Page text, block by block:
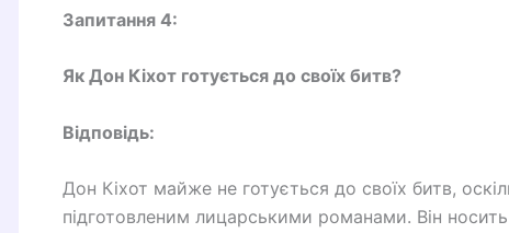
Запитання 4:
Як Дон Кіхот готується до своїх битв?
Відповідь:
Дон Кіхот майже не готується до своїх битв,
підготовленим лицарськими романами. Він носить